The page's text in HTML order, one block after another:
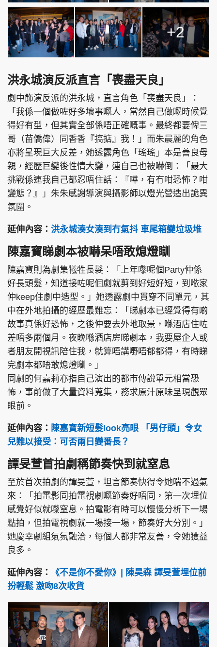
+2
洪永城演反派直言「喪盡天良」
劇中飾演反派的洪永城，直言角色「喪盡天良」：
「我係一個做咗好多壞事嘅人，當然自己做嘅時候覺
得好有型，但其實全部係唔正確嘅事。最終都要俾三
哥（苗僑偉）同香香『搞掂』我！」而朱晨麗的角色
亦將呈現巨大反差，她透露角色「瑤瑤」本是善良母
親，經歷巨變後性情大變，連自己也被嚇倒：「最大
挑戰係連我自己都忍唔住話：『嘩，有冇咁恐怖？咁
變態？』」朱朱感謝導演與攝影師以燈光營造出詭異
氛圍。
延伸內容： 洪永城湊女湊到冇氣抖 車尾箱變垃圾堆
陳嘉寶睇劇本被嚇呆唔敢熄燈瞓
陳嘉寶則為劇集犧牲長髮：「上年嚟呢個Party仲係
好長頭髮，知道接咗呢個劇就剪到好短好短，到𠵱家
仲keep住劇中造型。」她透露劇中貫穿不同單元，其
中在外地拍攝的經歷最難忘：「睇劇本已經覺得有啲
故事真係好恐怖，之後仲要去外地取景，喺酒店住咗
差唔多兩個月。夜晚喺酒店房睇劇本，我要屋企人或
者朋友開視訊陪住我，就算唔講嘢唔郁都得，有時睇
完劇本都唔敢熄燈瞓。」
同劇的何嘉莉亦指自己演出的都市傳說單元相當恐
怖，事前做了大量資料蒐集，務求原汁原味呈現觀眾
眼前。
延伸內容： 陳嘉寶新短髮look亮眼 「男仔頭」令女
兒難以接受：可否兩日變番長？
譚旻萱首拍劇稱節奏快到就窒息
至於首次拍劇的譚旻萱，坦言節奏快得令她喘不過氣
來：「拍電影同拍電視劇嘅節奏好唔同，第一次埋位
感覺好似就嚟窒息。拍電影有時可以慢慢分析下一場
點拍，但拍電視劇就一場接一場，節奏好大分別。」
她慶幸劇組氣氛融洽，每個人都非常友善，令她獲益
良多。
延伸內容：
《不是你不愛你》| 陳昊森 譚旻萱埋位前
扮輕鬆 激吻8次收貨